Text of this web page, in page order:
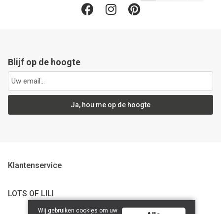
Blijf op de hoogte
Ja, hou me op de hoogte
Klantenservice
LOTS OF LILI
Wij gebruiken cookies om uw